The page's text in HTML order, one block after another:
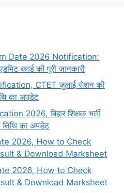
Date 2026 Notification:
कार्ड की पूरी जानकारी
CTET जुलाई सेशन की
का अपडेट
2026, बिहार शिक्षक भर्ती
तिथि का अपडेट
2026, How to Check
& Download Marksheet
2026, How to Check
& Download Marksheet